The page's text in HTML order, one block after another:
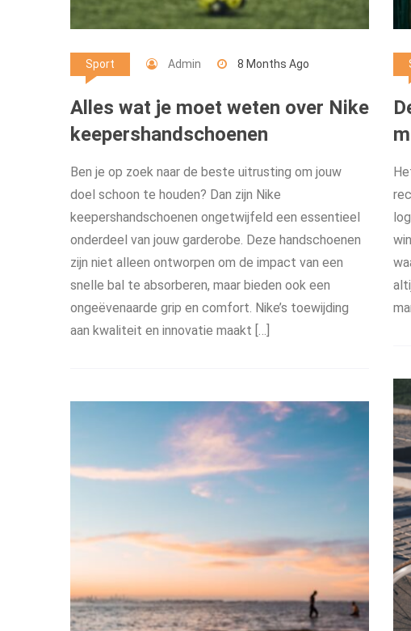
Sport Admin 8 Months Ago
Alles wat je moet weten over Nike
keepershandschoenen
Ben je op zoek naar de beste uitrusting om jouw
doel schoon te houden? Dan zijn Nike
keepershandschoenen ongetwijfeld een essentieel
onderdeel van jouw garderobe. Deze handschoenen
zijn niet alleen ontworpen om de impact van een
snelle bal te absorberen, maar bieden ook een
ongeëvenaarde grip en comfort. Nike’s toewijding
aan kwaliteit en innovatie maakt […]